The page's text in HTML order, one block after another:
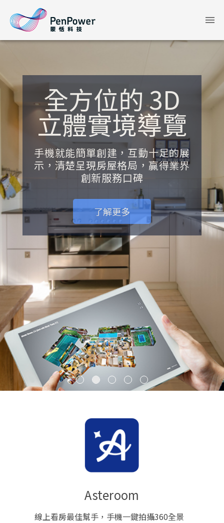
全方位的 3D
立體實境導覽
手機就能簡單創建，互動十足的展
示，清楚呈現房屋格局，贏得業界
創新服務口碑
了解更多
Asteroom
線上看房最佳幫手，手機一鍵拍攝360全景